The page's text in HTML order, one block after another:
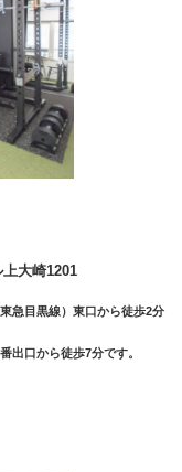
大崎1201
急目黒線）東口から徒歩2分
出口から徒歩7分です。